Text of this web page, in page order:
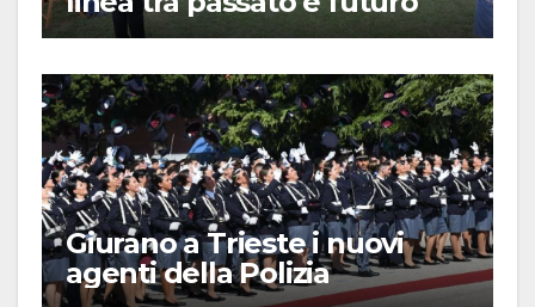
Giurano a Trieste i nuovi
agenti della Polizia